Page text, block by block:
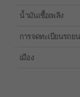
น้ำมันเชื้อเพลิง
การจดทะเบียนรถย
เมือง